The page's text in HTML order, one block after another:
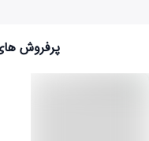
پرفروش